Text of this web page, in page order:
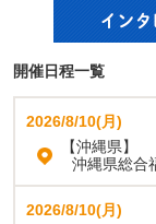
開催日程一覧
2026/8/10(月)
【沖縄県】
沖縄県総合
2026/8/10(月)